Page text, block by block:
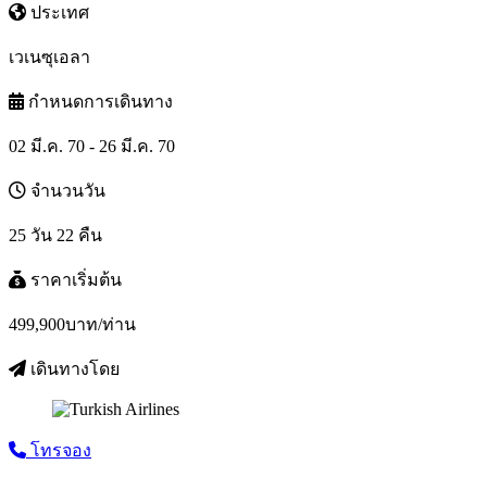
ประเทศ
เวเนซุเอลา
กำหนดการเดินทาง
02 มี.ค. 70 - 26 มี.ค. 70
จำนวนวัน
25 วัน 22 คืน
ราคาเริ่มต้น
499,900บาท/ท่าน
เดินทางโดย
โทรจอง